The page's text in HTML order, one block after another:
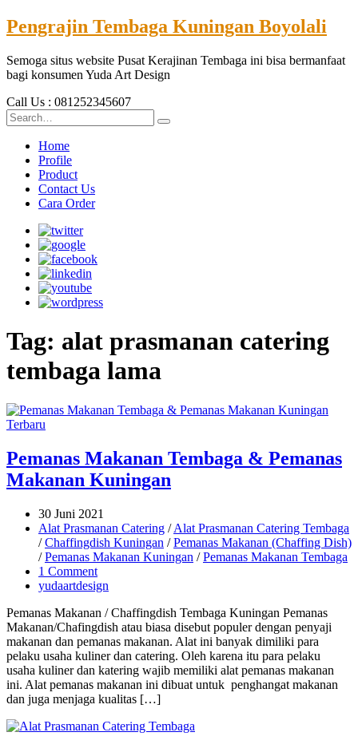
Pengrajin Tembaga Kuningan Boyolali
Semoga situs website Pusat Kerajinan Tembaga ini bisa bermanfaat
bagi konsumen Yuda Art Design
Call Us : 081252345607
Home
Profile
Product
Contact Us
Cara Order
Tag: alat prasmanan catering
tembaga lama
Pemanas Makanan Tembaga & Pemanas
Makanan Kuningan
30 Juni 2021
Alat Prasmanan Catering /Alat Prasmanan Catering Tembaga
/Chaffingdish Kuningan /Pemanas Makanan (Chaffing Dish)
/Pemanas Makanan Kuningan /Pemanas Makanan Tembaga
1 Comment
yudaartdesign
Pemanas Makanan / Chaffingdish Tembaga Kuningan Pemanas
Makanan/Chafingdish atau biasa disebut populer dengan penyaji
makanan dan pemanas makanan. Alat ini banyak dimiliki para
pelaku usaha kuliner dan catering. Oleh karena itu para pelaku
usaha kuliner dan katering wajib memiliki alat pemanas makanan
ini. Alat pemanas makanan ini dibuat untuk penghangat makanan
dan juga menjaga kualitas […]